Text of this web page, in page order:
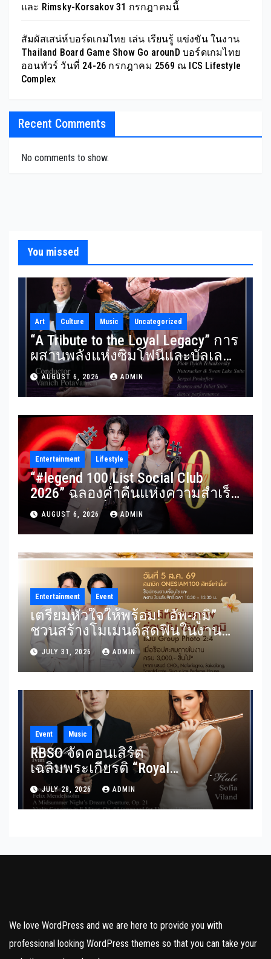
และ Rimsky-Korsakov 31 กรกฎาคมนี้
สัมผัสเสน่ห์บอร์ดเกมไทย เล่น เรียนรู้ แข่งขัน ในงาน
Thailand Board Game Show Go arounD บอร์ดเกมไทย
ออนทัวร์ วันที่ 24-26 กรกฎาคม 2569 ณ ICS Lifestyle
Complex
Recent Comments
No comments to show.
You missed
Art Culture Music Uncategorized
“A Tribute to the Loyal Legacy” การ
ผสานพลังแห่งซิมโฟนีและบัลเลต์
RBSO ร่วม Bangkok City Ballet
ถ่ายทอดบทประพันธ์อมตะอย่าง
สง่างาม
AUGUST 6, 2026 ADMIN
Entertainment Lifestyle
“#legend 100 List Social Club
2026” ฉลองค่ำคืนแห่งความสำเร็จ
รวมผู้นำองค์กร นักธุรกิจ ศิลปิน
นักแสดง และอินฟลูเอนเซอร์ชื่อดัง
ร่วมงานคับคั่ง
AUGUST 6, 2026 ADMIN
Entertainment Event
เตรียมหัวใจให้พร้อม! “อัพ-ภูมิ”
ชวนสร้างโมเมนต์สุดฟินในงาน
“THE SCENT OF SIAM” ลุ้น Group
Shot แบบใกล้ชิด 5 สิงหาคมนี้
JULY 31, 2026 ADMIN
Event Music
RBSO จัดคอนเสิร์ต
เฉลิมพระเกียรติ “Royal
Benevolence” รวมบทประพันธ์
อมตะจาก Mendelssohn และ
Rimsky-Korsakov 31 กรกฎาคมนี้
JULY 28, 2026 ADMIN
We love WordPress and we are here to provide you with
professional looking WordPress themes so that you can take your